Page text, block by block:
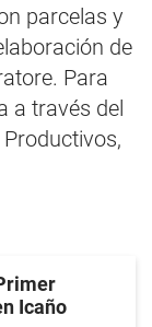
parcelas y
de
Para
a través del
Icaño